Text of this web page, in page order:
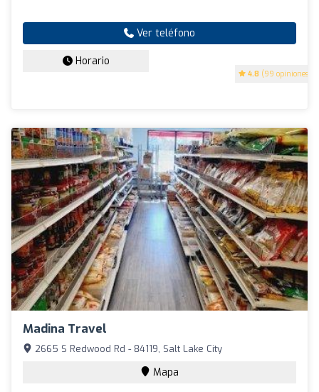
4.8 (99 opiniones)
Ver teléfono
Horario
Madina Travel
2665 S Redwood Rd - 84119, Salt Lake City
Mapa